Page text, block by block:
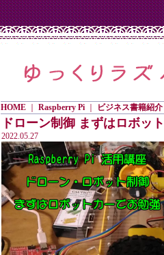
HOME｜ Raspberry Pi｜ ビジネス書籍紹介
ドローン制御 まずはロボッ
2022.05.27